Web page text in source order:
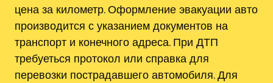
цена за километр. Оформление эвакуации авто
производится с указанием документов на
транспорт и конечного адреса. При ДТП
требуеться протокол или справка для
перевозки пострадавшего автомобиля. Для